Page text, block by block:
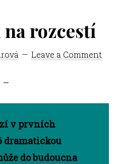
na rozcestí
Leave a Comment
v prvních
dramatickou
do budoucna